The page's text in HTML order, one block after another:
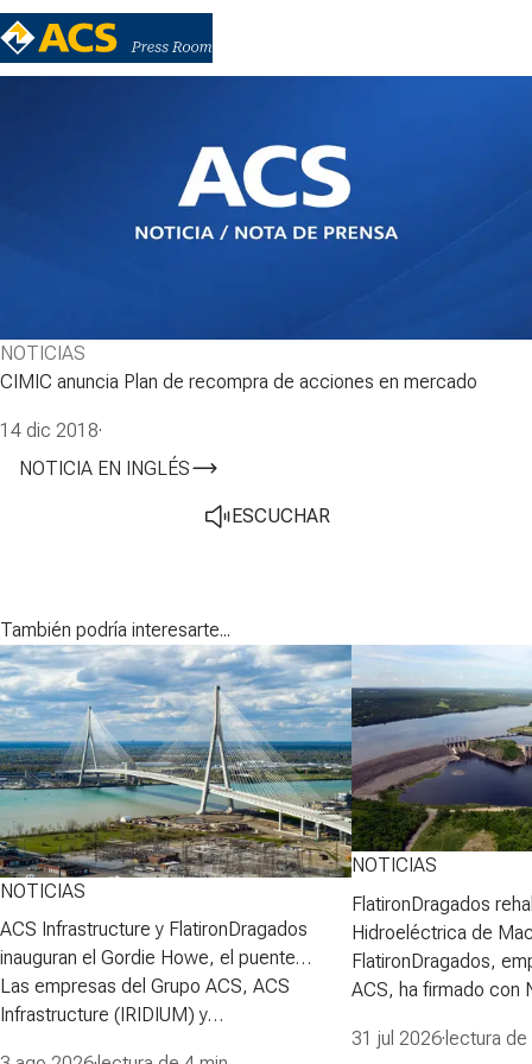
NOTICIAS
CIMIC anuncia Plan de recompra de acciones en mercado
14 dic 2018·
NOTICIA EN INGLÉS
ESCUCHAR
También podría interesarte...
NOTICIAS
ACS Infrastructure y FlatironDragados
inauguran el Gordie Howe, el puente
atirantado más largo de Norteamérica
Las empresas del Grupo ACS, ACS
Infrastructure (IRIDIUM) y
NOTICIAS
FlatironDragados
Hidroeléctrica de
FlatironDragados,
ACS, ha firmado con
para desarrollar la
31 jul 2026· lectura de